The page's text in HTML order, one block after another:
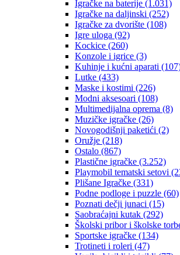
Igračke na baterije (1.031)
Igračke na daljinski (252)
‎Igračke za dvorište (108)
Igre uloga (92)
Kockice (260)
Konzole i igrice (3)
Kuhinje i kućni aparati
Lutke (433)
Maske i kostimi (226)
Modni aksesoari (108)
Multimedijalna oprema (8)
Muzičke igračke (26)
Novogodišnji paketići (2)
Oružje (218)
Ostalo (867)
Plastične igračke (3.252)
Playmobil tematski setovi
Plišane Igračke (331)
Podne podloge i puzzle (60)
Poznati dečji junaci (15)
Saobraćajni kutak (292)
Školski pribor i školske
Sportske igračke (134)
Trotineti i roleri (47)